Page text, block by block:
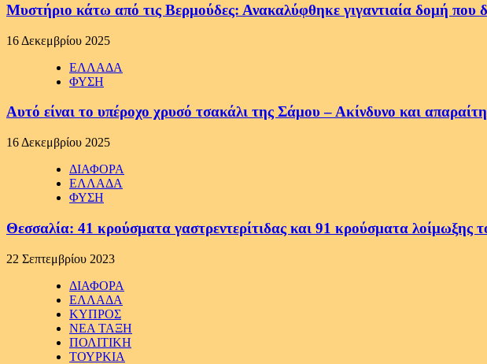
Μυστήριο κάτω από τις Βερμούδες: Ανακαλύφθηκε γιγαντιαία δομή που
16 Δεκεμβρίου 2025
ΕΛΛΑΔΑ
ΦΥΣΗ
Αυτό είναι το υπέροχο χρυσό τσακάλι της Σάμου – Ακίνδυνο και
16 Δεκεμβρίου 2025
ΔΙΑΦΟΡΑ
ΕΛΛΑΔΑ
ΦΥΣΗ
Θεσσαλία: 41 κρούσματα γαστρεντερίτιδας και 91 κρούσματα λοίμωξης
22 Σεπτεμβρίου 2023
ΔΙΑΦΟΡΑ
ΕΛΛΑΔΑ
ΚΥΠΡΟΣ
ΝΕΑ ΤΑΞΗ
ΠΟΛΙΤΙΚΗ
ΤΟΥΡΚΙΑ